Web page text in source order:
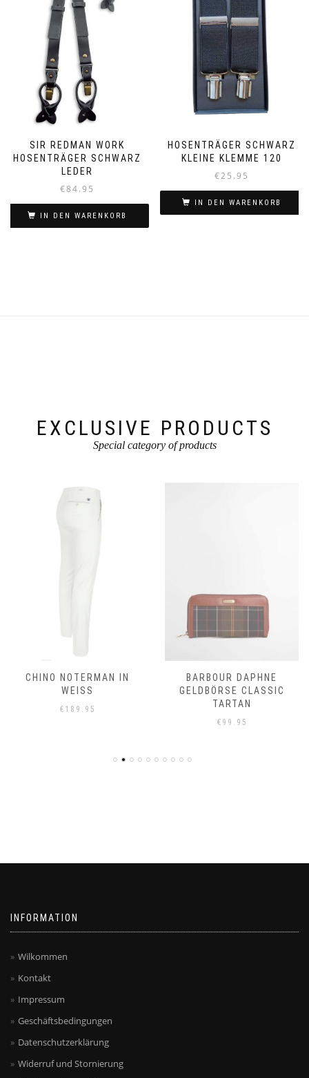
SIR REDMAN WORK
HOSENTRÄGER SCHWARZ
LEDER
€84.95
IN DEN WARENKORB
HOSENTRÄGER SCHWARZ
KLEINE KLEMME 120
€25.95
IN DEN WARENKORB
EXCLUSIVE PRODUCTS
Special category of products
CHINO NOTERMAN IN
WEISS
€ 189.95
BARBOUR DAPHNE
GELDBÖRSE CLASSIC
TARTAN
€ 99.95
INFORMATION
Wilkommen
Kontakt
Impressum
Geschäftsbedingungen
Datenschutzerklärung
Widerruf und Stornierung